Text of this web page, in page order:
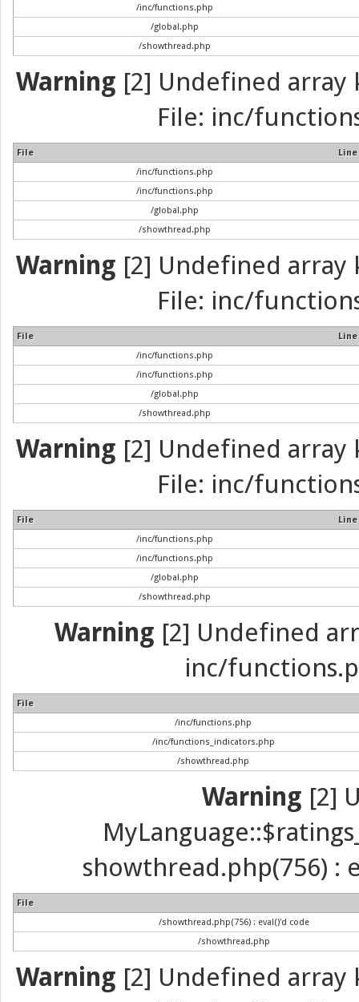
/inc/functions.php
/global.php
/showthread.php
Warning [2] Undefined array
File: inc/
File
Line
/inc/functions.php
/inc/functions.php
/global.php
/showthread.php
Warning [2] Undefined array
File: inc/
File
Line
/inc/functions.php
/inc/functions.php
/global.php
/showthread.php
Warning [2] Undefined array
File: inc/
File
Line
/inc/functions.php
/inc/functions.php
/global.php
/showthread.php
Warning [2] Undefined
inc/
File
/inc/functions.php
/inc/functions_indicators.php
/showthread.php
Warning [2]
showthread.php(756) :
File
/showthread.php(756) : eval()'d code
/showthread.php
Warning [2] Undefined array